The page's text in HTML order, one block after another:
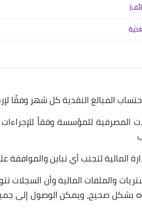
المبالغ النقدية كل شهر وفقًا
المصرفية للمؤسسة وفقاً
المالية لتجنب أي تباين
بشكل صحيح، ويمكن الوصول إلى